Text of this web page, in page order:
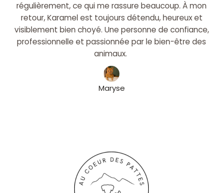
régulièrement, ce qui me rassure beaucoup. À mon
retour, Karamel est toujours détendu, heureux et
visiblement bien choyé. Une personne de confiance,
professionnelle et passionnée par le bien-être des
animaux.
Maryse